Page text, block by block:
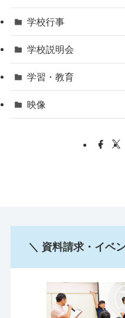
学校行事
学校説明会
学習・教育
映像
＼ 資料請求・イベ